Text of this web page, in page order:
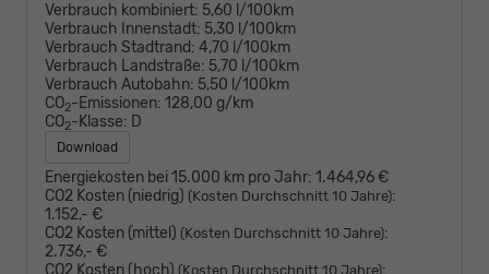
Verbrauch kombiniert: 5,60 l/100km
Verbrauch Innenstadt: 5,30 l/100km
Verbrauch Stadtrand: 4,70 l/100km
Verbrauch Landstraße: 5,70 l/100km
Verbrauch Autobahn: 5,50 l/100km
CO2-Emissionen: 128,00 g/km
CO2-Klasse: D
Download
Energiekosten bei 15.000 km pro Jahr: 1.464,96 €
CO2 Kosten (niedrig) (Kosten Durchschnitt 10 Jahre):
1.152,- €
CO2 Kosten (mittel) (Kosten Durchschnitt 10 Jahre):
2.736,- €
(Kosten Durchschnitt 10 Jahre)